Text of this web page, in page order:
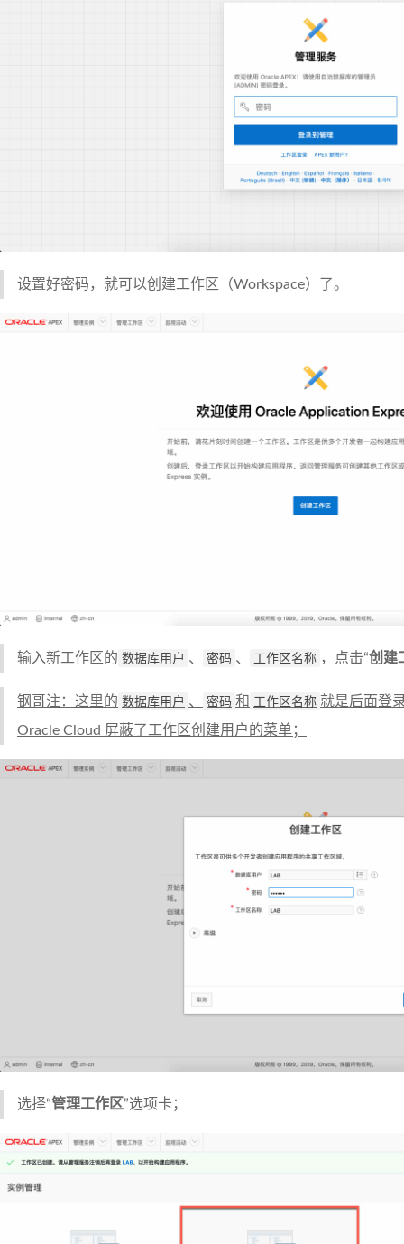
设置好密码，就可以创建工作区（Workspace）了。
输入新工作区的 数据库用户 、 密码 、 工作区名称 ，点击“创建
钢哥注：这里的 数据库用户 、 密码 和 工作区名称 就是后面登
Oracle Cloud 屏蔽了工作区创建用户的菜单；
选择“管理工作区”选项卡；